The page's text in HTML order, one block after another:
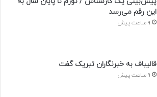
این رقم می‌رسد
9 ساعت پیش
قالیباف به خبرنگاران تبریک گفت
9 ساعت پیش